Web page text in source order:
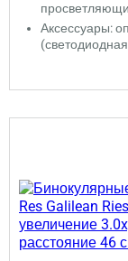
Аксессуары: